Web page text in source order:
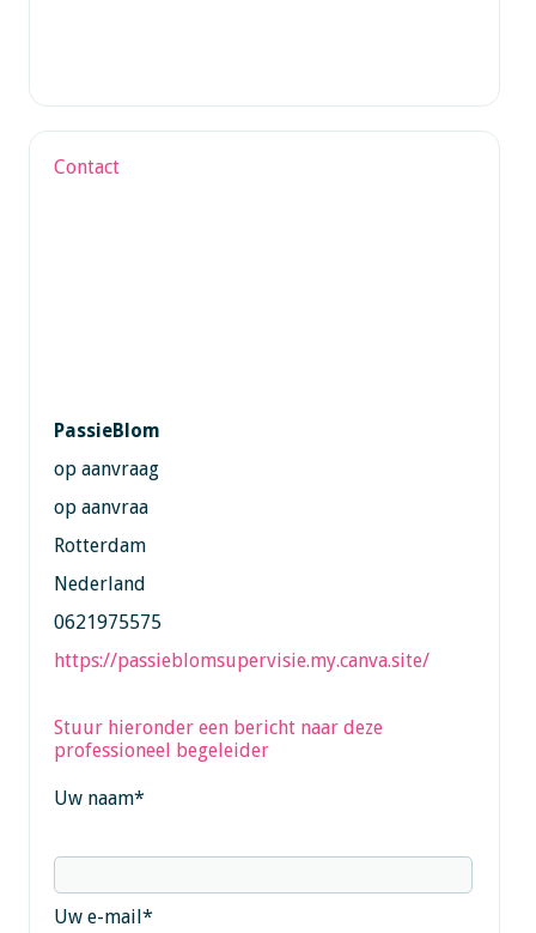
Contact
PassieBlom
op aanvraag
op aanvraa
Rotterdam
Nederland
0621975575
https://passieblomsupervisie.my.canva.site/
Stuur hieronder een bericht naar deze
professioneel begeleider
Uw naam*
Uw e-mail*